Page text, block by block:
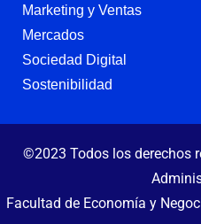
Marketing y Ventas
Mercados
Sociedad Digital
Sostenibilidad
©2023 Todos los derechos
Facultad de Economía y